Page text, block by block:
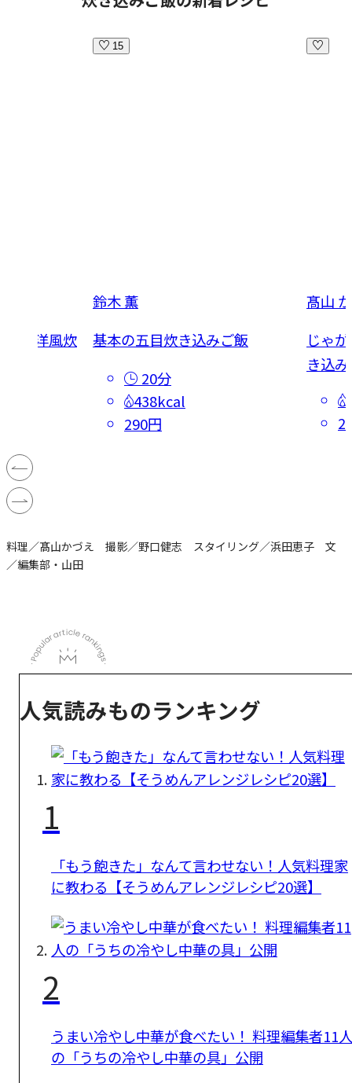
ジの洋風炊
15
鈴木 薫
基本の五目炊き込みご飯
20分
438kcal
290円
髙山
じゃ
き込
料理／髙山かづえ 撮影／野口健志 スタイリング／浜田恵子 文
／編集部・山田
人気読みものランキング
1
「もう飽きた」なんて言わせない！人気料理家
に教わる【そうめんアレンジレシピ20選】
2
うまい冷やし中華が食べたい！ 料理編集者11人
の「うちの冷やし中華の具」公開